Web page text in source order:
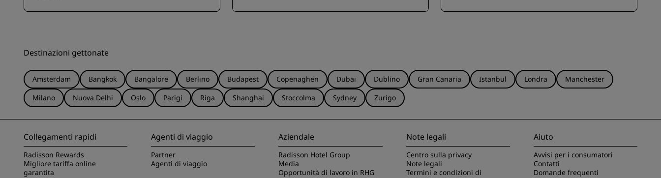
Destinazioni gettonate
Amsterdam Bangkok Bangalore Berlino Budapest Copenaghen Dubai Dublino Gran Canaria Istanbul Londra
Manchester
Milano
Nuova Delhi Oslo Parigi Riga Shanghai Stoccolma Sydney Zurigo
Collegamenti rapidi
Radisson Rewards
Migliore tariffa online
garantita
Agenti di viaggio
Partner
Agenti di viaggio
Aziendale
Radisson Hotel Group
Media
Opportunità di lavoro in RHG
Note legali
Centro sulla privacy
Note legali
Termini e condizioni di
Aiuto
Avvisi per i consumatori
Contatti
Domande frequenti